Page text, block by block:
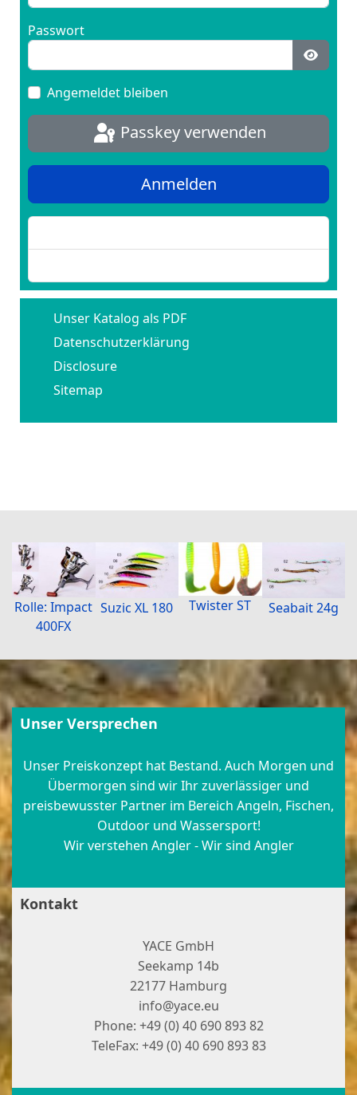
Passwort
Angemeldet bleiben
Passkey verwenden
Anmelden
Unser Katalog als PDF
Datenschutzerklärung
Disclosure
Sitemap
Rolle: Impact
400FX
Suzic XL 180 Twister ST Seabait 24g
Unser Versprechen
Unser Preiskonzept hat Bestand. Auch Morgen und
Übermorgen sind wir Ihr zuverlässiger und
preisbewusster Partner im Bereich Angeln, Fischen,
Outdoor und Wassersport!
Wir verstehen Angler - Wir sind Angler
Kontakt
YACE GmbH
Seekamp 14b
22177 Hamburg
info@yace.eu
Phone: +49 (0) 40 690 893 82
TeleFax: +49 (0) 40 690 893 83